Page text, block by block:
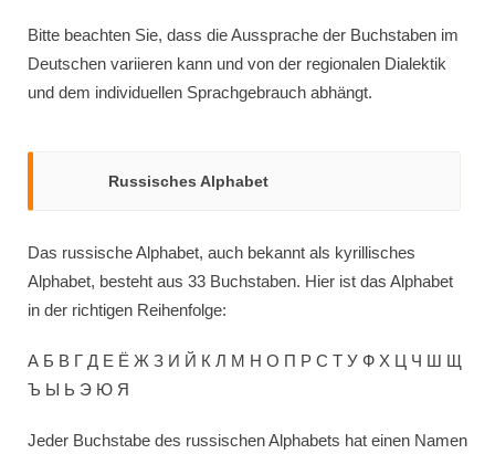
Bitte beachten Sie, dass die Aussprache der Buchstaben im
Deutschen variieren kann und von der regionalen Dialektik
und dem individuellen Sprachgebrauch abhängt.
Russisches Alphabet
Das russische Alphabet, auch bekannt als kyrillisches
Alphabet, besteht aus 33 Buchstaben. Hier ist das Alphabet
in der richtigen Reihenfolge:
А Б В Г Д Е Ё Ж З И Й К Л М Н О П Р С Т У Ф Х Ц Ч Ш Щ
Ъ Ы Ь Э Ю Я
Jeder Buchstabe des russischen Alphabets hat einen Namen